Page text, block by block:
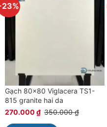
Gạch 80×80 Viglacera TS1-
815 granite hai da
270.000 ₫ 350.000₫